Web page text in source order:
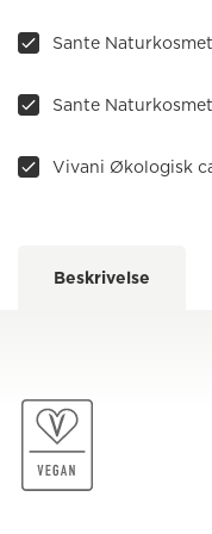
Sante
Vivani Økologisk
Beskrivelse